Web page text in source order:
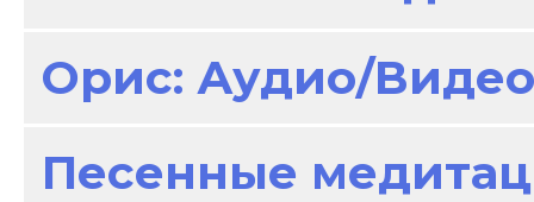
Орис: Аудио/
Песенные